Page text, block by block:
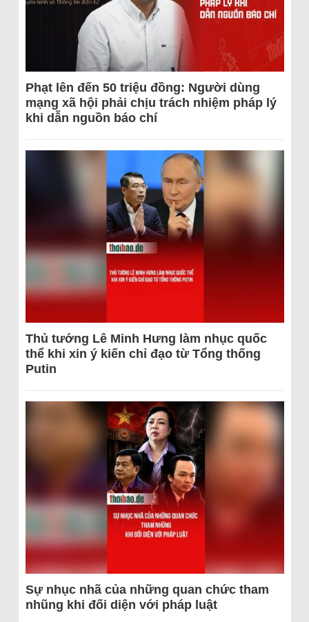
Phạt lên đến 50 triệu đồng: Người dùng
mạng xã hội phải chịu trách nhiệm pháp lý
khi dẫn nguồn báo chí
Thủ tướng Lê Minh Hưng làm nhục quốc
thể khi xin ý kiến chỉ đạo từ Tổng thống
Putin
Sự nhục nhã của những quan chức tham
nhũng khi đối diện với pháp luật